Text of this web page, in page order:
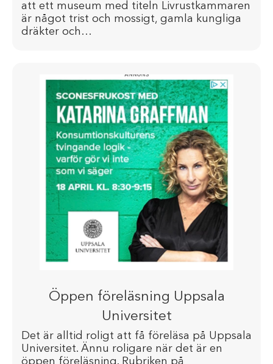
att ett museum med titeln Livrustkammaren
är något trist och mossigt, gamla kungliga
dräkter och…
Öppen föreläsning Uppsala
Universitet
Det är alltid roligt att få föreläsa på Uppsala
Universitet. Ännu roligare när det är en
öppen föreläsning. Rubriken på